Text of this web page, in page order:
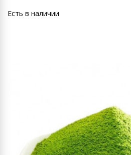
Есть в наличии